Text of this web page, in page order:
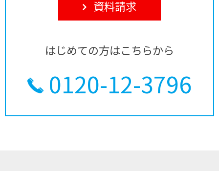
資料請求
はじめての方はこちらから
0120-12-3796